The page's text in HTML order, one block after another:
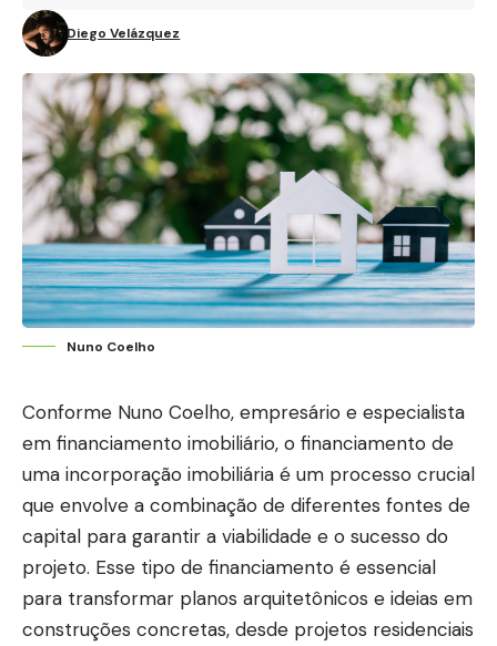
Diego Velázquez
Nuno Coelho
Conforme Nuno Coelho, empresário e especialista
em financiamento imobiliário, o financiamento de
uma incorporação imobiliária é um processo crucial
que envolve a combinação de diferentes fontes de
capital para garantir a viabilidade e o sucesso do
projeto. Esse tipo de financiamento é essencial
para transformar planos arquitetônicos e ideias em
construções concretas, desde projetos residenciais